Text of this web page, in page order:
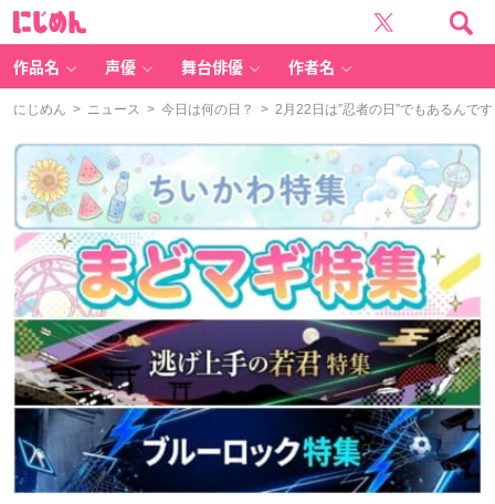
作品名 声優 舞台俳優 作者名
にじめん > ニュース > 今日は何の日？ > 2月22日は”忍者の日”でもあるんで